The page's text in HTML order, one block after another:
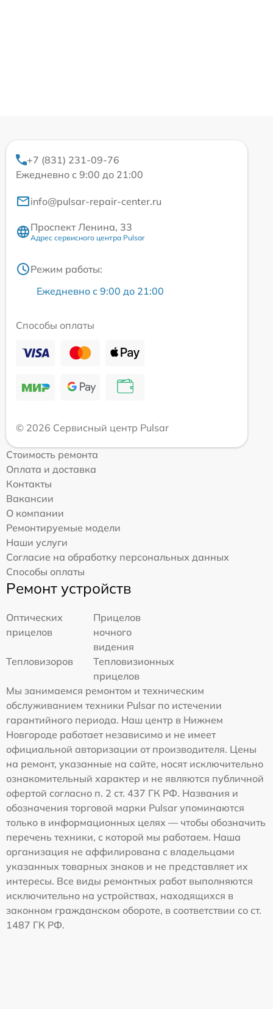
+7 (831) 231-09-76
Ежедневно с 9:00 до 21:00
info@pulsar-repair-center.ru
Проспект Ленина, 33
Адрес сервисного центра Pulsar
Режим работы:
Ежедневно с 9:00 до 21:00
Способы оплаты
© 2026 Сервисный центр Pulsar
Стоимость ремонта
Оплата и доставка
Контакты
Вакансии
О компании
Ремонтируемые модели
Наши услуги
Согласие на обработку персональных данных
Способы оплаты
Ремонт устройств
Оптических
прицелов
Прицелов
ночного
видения
Тепловизоров
Тепловизионных
прицелов
Мы занимаемся ремонтом и техническим
обслуживанием техники Pulsar по истечении
гарантийного периода. Наш центр в Нижнем
Новгороде работает независимо и не имеет
официальной авторизации от производителя. Цены
на ремонт, указанные на сайте, носят исключительно
ознакомительный характер и не являются публичной
офертой согласно п. 2 ст. 437 ГК РФ. Названия и
обозначения торговой марки Pulsar упоминаются
только в информационных целях — чтобы обозначить
перечень техники, с которой мы работаем. Наша
организация не аффилирована с владельцами
указанных товарных знаков и не представляет их
интересы. Все виды ремонтных работ выполняются
исключительно на устройствах, находящихся в
законном гражданском обороте, в соответствии со ст.
1487 ГК РФ.